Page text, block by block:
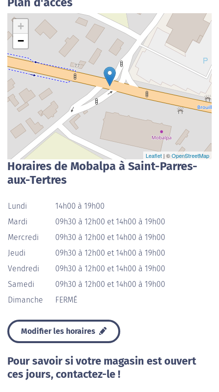
+
−
Leaflet | ©OpenStreetMap
Horaires de Mobalpa à Saint-Parres-
aux-Tertres
Lundi
14h00 à 19h00
Mardi
09h30 à 12h00 et 14h00 à 19h00
Mercredi
09h30 à 12h00 et 14h00 à 19h00
Jeudi
09h30 à 12h00 et 14h00 à 19h00
Vendredi
09h30 à 12h00 et 14h00 à 19h00
Samedi
09h30 à 12h00 et 14h00 à 19h00
Dimanche
FERMÉ
Modifier les horaires
Pour savoir si votre magasin est ouvert
ces jours, contactez-le !